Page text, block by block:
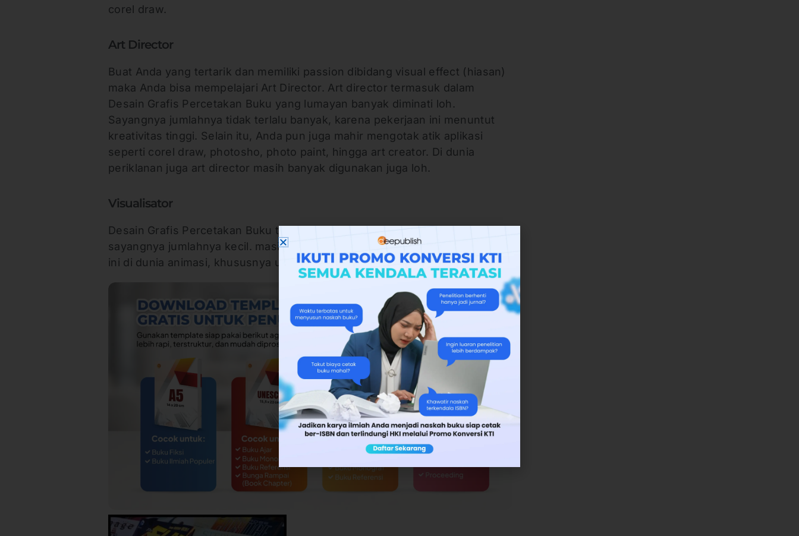
corel draw.
Art Director
Buat Anda yang tertarik dan memiliki passion dibidang visual effect (hiasan)
maka Anda bisa mempelajari Art Director. Art director termasuk dalam
Desain Grafis Percetakan Buku yang lumayan banyak diminati loh.
Sayangnya jumlahnya tidak terlalu banyak, karena pekerjaan ini menuntut
kreativitas tinggi. Selain itu, Anda pun juga mahir mengotak atik aplikasi
seperti corel draw, photosho, photo paint, hingga art creator. Di dunia
periklanan juga art director masih banyak digunakan juga loh.
Visualisator
Desain Grafis Percetakan Buku ternyata termasuk mempelajari visualisator,
sayangnya jumlahnya kecil. masih banyak yang mempergunakan visualisator
ini di dunia animasi, khususnya untuk membuat gerakan 3D.